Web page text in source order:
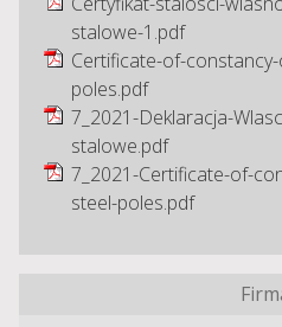
stalowe-1.pdf
Certificate-of-
poles.pdf
7_2021-Deklaracja-
stalowe.pdf
7_2021-Certificate-of-
steel-poles.pdf